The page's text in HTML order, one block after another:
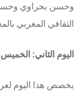
وحسن بحراوي
الثقافي المغربي
اليوم الثاني: الخميس 29 ماي:
يخصص هذا اليوم